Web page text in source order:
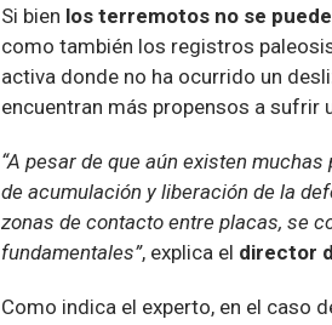
Si bien los terremotos no se
como también los registros
activa donde no ha ocurrido un
encuentran más propensos a sufrir
“A pesar de que aún existen
de acumulación y liberación de la
zonas de contacto entre placas, se
fundamentales”, explica el director
Como indica el experto, en el caso